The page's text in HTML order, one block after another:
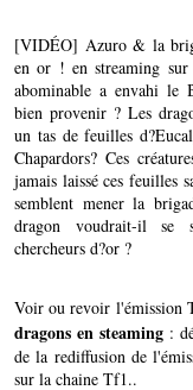
[VIDÉO] Azuro & la
en or ! en streaming
abominable a envahi le
bien provenir ? Les
un tas de feuilles
Chapardors? Ces
jamais laissé ces feuilles
semblent mener la
dragon voudrait-il
chercheurs d?or ?
Voir ou revoir l'émission
dragons en steaming :
de la rediffusion de
sur la chaine Tf1..